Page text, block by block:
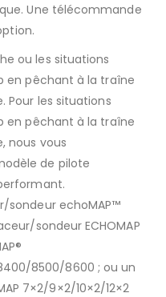
Une télécommande
ou les situations
en pêchant à la traîne
Pour les situations
en pêchant à la traîne
nous vous
de pilote
sondeur echoMAP™
sondeur ECHOMAP
8500/8600 ; ou un
7×2/9×2/10×2/12×2